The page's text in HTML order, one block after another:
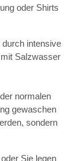
oder Shirts
intensive
Salzwasser
normalen
gewaschen
sondern
Sie legen